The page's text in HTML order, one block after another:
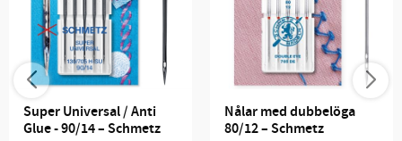
Super Universal / Anti
Glue - 90/14 – Schmetz
Nålar med dubbelöga
80/12 – Schmetz